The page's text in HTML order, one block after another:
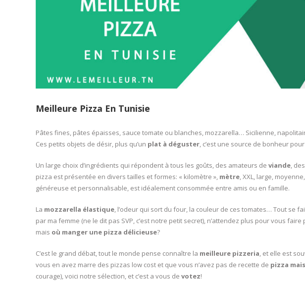
Meilleure Pizza En Tunisie
Pâtes fines, pâtes épaisses, sauce tomate ou blanches, mozzarella… Sicilienne,
Ces petits objets de désir, plus qu’un plat à déguster, c’est une source de bonheur
Un large choix d’ingrédients qui répondent à tous les goûts, des amateurs de viande,
pizza est présentée en divers tailles et formes: « kilomètre », mètre, XXL, large, moyenne,
généreuse et personnalisable, est idéalement consommée entre amis ou en famille.
La mozzarella élastique, l’odeur qui sort du four, la couleur de ces tomates… Tout se
par ma femme (ne le dit pas SVP, c’est notre petit secret), n’attendez plus pour vous
mais où manger une pizza délicieuse?
C’est le grand débat, tout le monde pense connaître la meilleure pizzeria, et elle est
vous en avez marre des pizzas low cost et que vous n’avez pas de recette de pizza
courage), voici notre sélection, et c’est a vous de votez!